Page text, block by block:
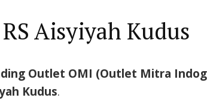
Aisyiyah Kudus
Outlet OMI (Outlet Mitra
Kudus.